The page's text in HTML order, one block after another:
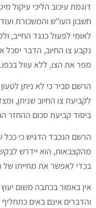
דוגמת עיכוב הליכי עיקול
חשבון העו"ש והמשכורת
לאומי לפעול כנגד החייב,
נקבע צו החיוב, הדבר יסכל
מפר את הצו, ללא עוול בכפו.
הרשם סביר כי לא ניתן
לקביעת צו החיוב שניתן,
ביסוד קביעת סכום ההחזר
הרשם הנכבד הדגיש כי ככל
מהקצבאות, הוא יידרש
בכדי לאפשר את מחייתו של
אין באמור בכתבה משום
והדברים אינם באים